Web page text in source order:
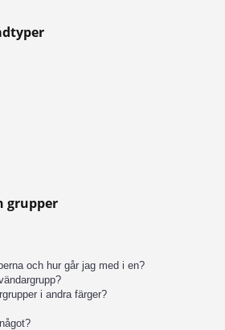
grupper
och hur går jag med i en?
i andra färger?